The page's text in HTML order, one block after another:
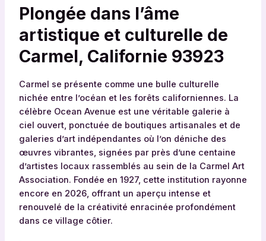
Plongée dans l’âme
artistique et culturelle de
Carmel, Californie 93923
Carmel se présente comme une bulle culturelle
nichée entre l’océan et les forêts californiennes. La
célèbre Ocean Avenue est une véritable galerie à
ciel ouvert, ponctuée de boutiques artisanales et de
galeries d’art indépendantes où l’on déniche des
œuvres vibrantes, signées par près d’une centaine
d’artistes locaux rassemblés au sein de la Carmel Art
Association. Fondée en 1927, cette institution rayonne
encore en 2026, offrant un aperçu intense et
renouvelé de la créativité enracinée profondément
dans ce village côtier.